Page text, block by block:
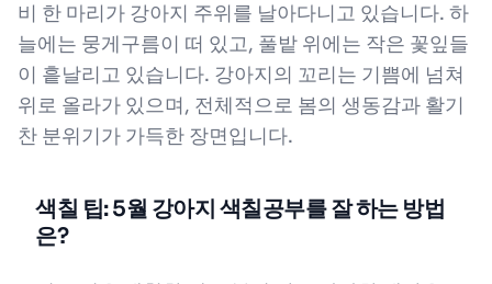
비 한 마리가 강아지 주위를 날아다니고 있습니다. 하
늘에는 뭉게구름이 떠 있고, 풀밭 위에는 작은 꽃잎들
이 흩날리고 있습니다. 강아지의 꼬리는 기쁨에 넘쳐
위로 올라가 있으며, 전체적으로 봄의 생동감과 활기
찬 분위기가 가득한 장면입니다.
색칠 팁: 5월 강아지 색칠공부를 잘 하는 방법
은?